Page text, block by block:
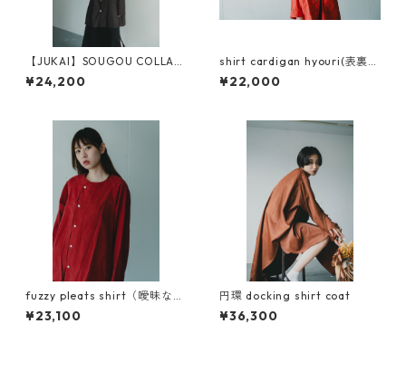
【JUKAI】SOUGOU COLLAR
SHIRTS
¥24,200
shirt cardigan hyouri(表裏）
zig-zag(ジグザグ）
¥22,000
fuzzy pleats shirt（曖昧なシ
ャツ）キュプラコットン使用
¥23,100
円環 docking shirt coat
¥36,300